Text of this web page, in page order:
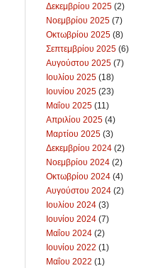
Δεκεμβρίου 2025 (2)
Νοεμβρίου 2025 (7)
Οκτωβρίου 2025 (8)
Σεπτεμβρίου 2025 (6)
Αυγούστου 2025 (7)
Ιουλίου 2025 (18)
Ιουνίου 2025 (23)
Μαΐου 2025 (11)
Απριλίου 2025 (4)
Μαρτίου 2025 (3)
Δεκεμβρίου 2024 (2)
Νοεμβρίου 2024 (2)
Οκτωβρίου 2024 (4)
Αυγούστου 2024 (2)
Ιουλίου 2024 (3)
Ιουνίου 2024 (7)
Μαΐου 2024 (2)
Ιουνίου 2022 (1)
Μαΐου 2022 (1)